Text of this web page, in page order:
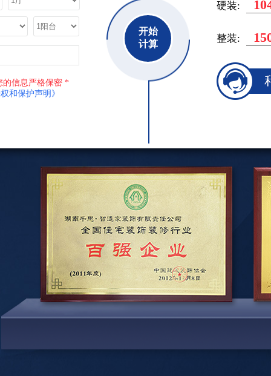
的信息严格保密 *
和保护声明》
开始
计算
硬装:
整装: